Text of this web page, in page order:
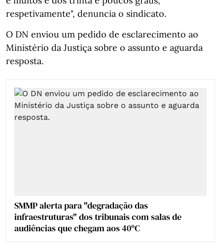
respetivamente", denuncia o sindicato.
O DN enviou um pedido de esclarecimento ao
Ministério da Justiça sobre o assunto e aguarda
resposta.
SMMP alerta para "degradação das
infraestruturas" dos tribunais com salas de
audiências que chegam aos 40ºC